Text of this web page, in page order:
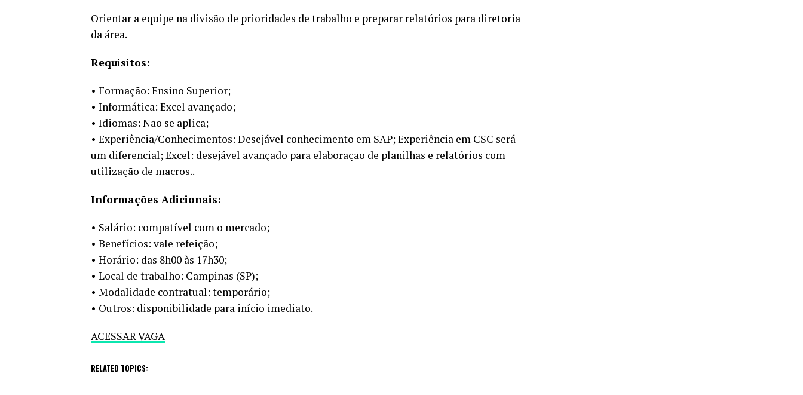
Orientar a equipe na divisão de prioridades de trabalho e preparar relatórios para diretoria
da área.
Requisitos:
• Formação: Ensino Superior;
• Informática: Excel avançado;
• Idiomas: Não se aplica;
• Experiência/Conhecimentos: Desejável conhecimento em SAP; Experiência em CSC será
um diferencial; Excel: desejável avançado para elaboração de planilhas e relatórios com
utilização de macros..
Informações Adicionais:
• Salário: compatível com o mercado;
• Benefícios: vale refeição;
• Horário: das 8h00 às 17h30;
• Local de trabalho: Campinas (SP);
• Modalidade contratual: temporário;
• Outros: disponibilidade para início imediato.
ACESSAR VAGA
RELATED TOPICS: